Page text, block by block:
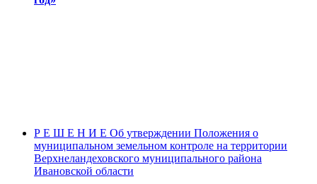
Р Е Ш Е Н И Е Об утверждении Положения о
муниципальном земельном контроле на территории
Верхнеландеховского муниципального района
Ивановской области